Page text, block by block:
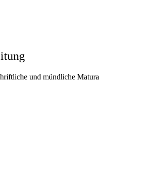
und mündliche Matura